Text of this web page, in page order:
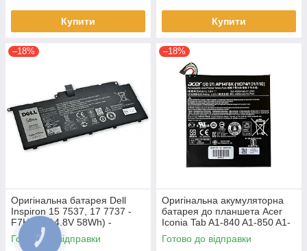
Купити Купити
–18%
Оригінальна батарея Dell
Inspiron 15 7537, 17 7737 -
F7HVR (14.8V 58Wh) -
Акумулятор, АКБ
Готово до відправки
–18%
Оригінальна акумуляторна
батарея до планшета Acer
Iconia Tab A1-840 A1-850 A1-
860 One 8 B1-810 B1-820 B1-
830 - AP14F8K
Готово до відправки